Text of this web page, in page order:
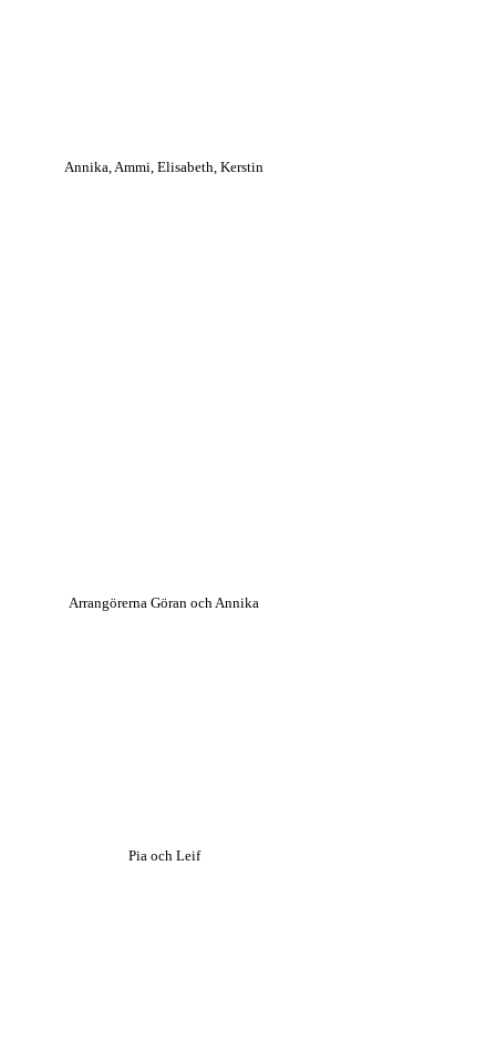
Annika, Ammi, Elisabeth, Kerstin
Arrangörerna Göran och Annika
Pia och Leif